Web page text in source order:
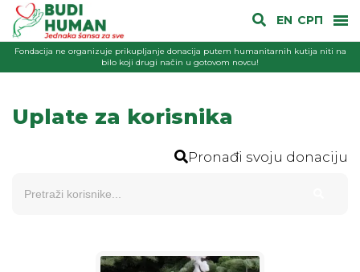
EN СРП
Fondacija ne organizuje prikupljanje donacija putem humanitarnih kutija niti na
bilo koji drugi način u gotovom novcu!
Uplate za korisnika
Pronađi svoju donaciju